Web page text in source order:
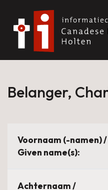
Belanger,
Voornaam (-namen) /
Given name(s):
Achternaam /